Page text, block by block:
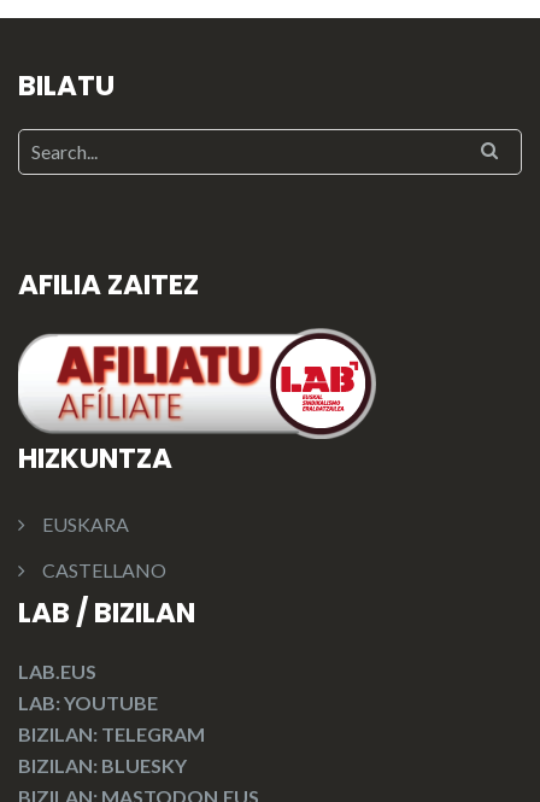
BILATU
AFILIA ZAITEZ
HIZKUNTZA
EUSKARA
CASTELLANO
LAB / BIZILAN
LAB.EUS
LAB: YOUTUBE
BIZILAN: TELEGRAM
BIZILAN: BLUESKY
BIZILAN: MASTODON.EUS